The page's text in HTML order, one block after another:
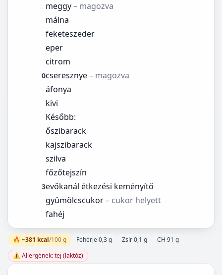
meggy– magozva
málna
feketeszeder
eper
citrom
0cseresznye– magozva
áfonya
kivi
Később:
őszibarack
kajszibarack
szilva
főzőtejszín
3evőkanál étkezési keményítő
gyümölcscukor– cukor helyett
fahéj
🔥 ~381 kcal/100 g Fehérje 0,3 g Zsír 0,1 g
CH 91 g
⚠️ Allergének: tej (laktóz)